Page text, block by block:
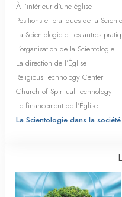
À l’intérieur d’une église
Positions et pratiques de la
La Scientologie et les autres
L’organisation de la Scientologie
La direction de l’Église
Religious Technology Center
Church of Spiritual Technology
Le financement de l’Église
La Scientologie dans la société